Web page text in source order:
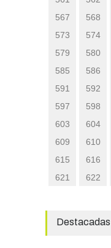
567
568
573
574
579
580
585
586
591
592
597
598
603
604
609
610
615
616
621
622
Destacadas